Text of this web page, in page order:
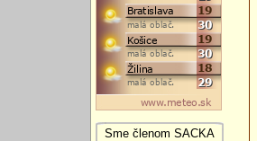
Sme členom SACKA